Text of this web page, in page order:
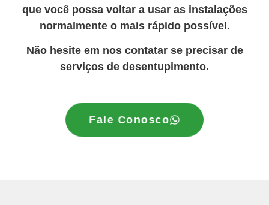
que você possa voltar a usar as instalações
normalmente o mais rápido possível.
Não hesite em nos contatar se precisar de
serviços de desentupimento.
Fale Conosco